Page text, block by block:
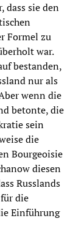
dass sie den
Formel zu
war.
bestanden,
nur als
wenn die
betonte, die
sein
die
Bourgeoisie
diesen
Russlands
die
Einführung